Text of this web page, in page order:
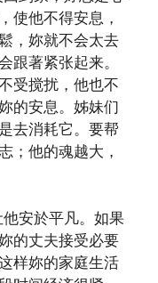
使他不得安息，
，妳就不会太去
跟著紧张起来。
受搅扰，他也不
的安息。姊妹们
去消耗它。要帮
；他的魂越大，
安於平凡。如果
的丈夫接受必要
样妳的家庭生活